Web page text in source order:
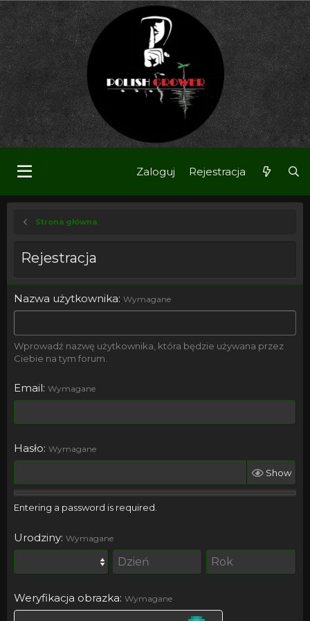
Zaloguj Rejestracja
Strona główna
Rejestracja
Nazwa użytkownika Wymagane
Wprowadź nazwę użytkownika, która będzie używana przez
Ciebie na tym forum.
Email Wymagane
Hasło Wymagane
Show
Entering a password is required.
Urodziny Wymagane
Weryfikacja obrazka Wymagane